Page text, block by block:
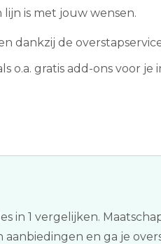
is met jouw wensen.
dankzij de
o.a. gratis add-ons voor je
in 1 vergelijken.
en ga je